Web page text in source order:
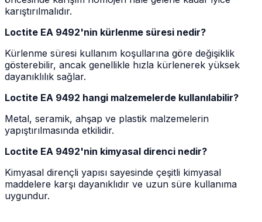
karıştırılmalıdır.
Loctite EA 9492'nin kürlenme süresi nedir?
Kürlenme süresi kullanım koşullarına göre değişiklik
gösterebilir, ancak genellikle hızla kürlenerek yüksek
dayanıklılık sağlar.
Loctite EA 9492 hangi malzemelerde kullanılabilir?
Metal, seramik, ahşap ve plastik malzemelerin
yapıştırılmasında etkilidir.
Loctite EA 9492'nin kimyasal direnci nedir?
Kimyasal dirençli yapısı sayesinde çeşitli kimyasal
maddelere karşı dayanıklıdır ve uzun süre kullanıma
uygundur.